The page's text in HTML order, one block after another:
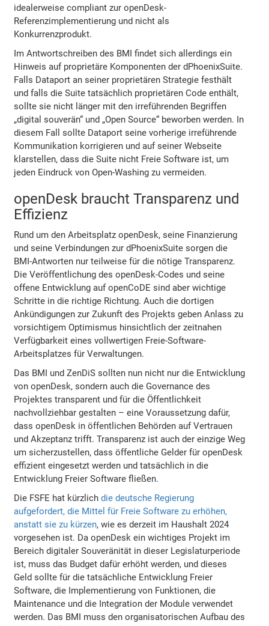
idealerweise compliant zur openDesk-
Referenzimplementierung und nicht als
Konkurrenzprodukt.
Im Antwortschreiben des BMI findet sich allerdings ein
Hinweis auf proprietäre Komponenten der dPhoenixSuite.
Falls Dataport an seiner proprietären Strategie festhält
und falls die Suite tatsächlich proprietären Code enthält,
sollte sie nicht länger mit den irreführenden Begriffen
„digital souverän“ und „Open Source“ beworben werden. In
diesem Fall sollte Dataport seine vorherige irreführende
Kommunikation korrigieren und auf seiner Webseite
klarstellen, dass die Suite nicht Freie Software ist, um
jeden Eindruck von Open-Washing zu vermeiden.
openDesk braucht Transparenz und
Effizienz
Rund um den Arbeitsplatz openDesk, seine Finanzierung
und seine Verbindungen zur dPhoenixSuite sorgen die
BMI-Antworten nur teilweise für die nötige Transparenz.
Die Veröffentlichung des openDesk-Codes und seine
offene Entwicklung auf openCoDE sind aber wichtige
Schritte in die richtige Richtung. Auch die dortigen
Ankündigungen zur Zukunft des Projekts geben Anlass zu
vorsichtigem Optimismus hinsichtlich der zeitnahen
Verfügbarkeit eines vollwertigen Freie-Software-
Arbeitsplatzes für Verwaltungen.
Das BMI und ZenDiS sollten nun nicht nur die Entwicklung
von openDesk, sondern auch die Governance des
Projektes transparent und für die Öffentlichkeit
nachvollziehbar gestalten – eine Voraussetzung dafür,
dass openDesk in öffentlichen Behörden auf Vertrauen
und Akzeptanz trifft. Transparenz ist auch der einzige Weg
um sicherzustellen, dass öffentliche Gelder für openDesk
effizient eingesetzt werden und tatsächlich in die
Entwicklung Freier Software fließen.
Die FSFE hat kürzlichdie deutsche Regierung
aufgefordert, die Mittel für Freie Software zu erhöhen,
anstatt sie zu kürzen, wie es derzeit im Haushalt 2024
vorgesehen ist. Da openDesk ein wichtiges Projekt im
Bereich digitaler Souveränität in dieser Legislaturperiode
ist, muss das Budget dafür erhöht werden, und dieses
Geld sollte für die tatsächliche Entwicklung Freier
Software, die Implementierung von Funktionen, die
Maintenance und die Integration der Module verwendet
werden. Das BMI muss den organisatorischen Aufbau des